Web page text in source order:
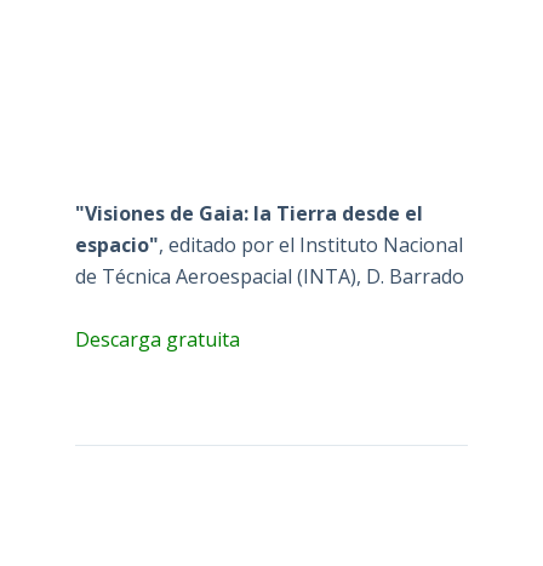
"Visiones de Gaia: la Tierra desde el
espacio", editado por el Instituto Nacional
de Técnica Aeroespacial (INTA), D. Barrado
Descarga gratuita